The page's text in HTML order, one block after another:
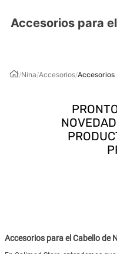
Accesorios para
/Nina/Accesorios/Accesorios
Accesorios para el Cabello de